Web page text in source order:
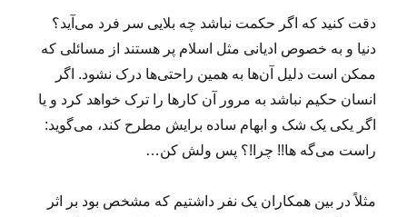
دقت کنید که اگر حکمت نباشد چه بلایی سر فرد می‌آید؟
دنیا و به خصوص ادیانی مثل اسلام پر هستند از مسائلی که
ممکن است دلیل آن‌ها به همین راحتی‌ها درک نشود. اگر
انسان حکیم نباشد به مرور آن کارها را ترک خواهد کرد و یا
اگر یکی یک شک و ابهام ساده برایش مطرح کند، می‌گوید:
راست می‌گه ها!! چرا!؟ پس ولش کن…
مثلاً در بین همکاران یک نفر داشتیم که مشخص بود بر اثر